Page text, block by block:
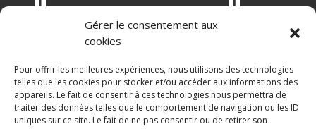
Gérer le consentement aux
cookies
Pour offrir les meilleures expériences, nous utilisons des technologies
telles que les cookies pour stocker et/ou accéder aux informations des
appareils. Le fait de consentir à ces technologies nous permettra de
traiter des données telles que le comportement de navigation ou les ID
uniques sur ce site. Le fait de ne pas consentir ou de retirer son
RGPD
Politique de Confidentialité